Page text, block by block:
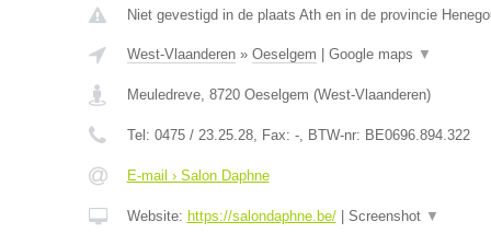
Niet gevestigd in de plaats Ath en in de provincie
West-Vlaanderen» Oeselgem Google maps ▼
Meuledreve, 8720 Oeselgem (West-Vlaanderen)
Tel: 0475 / 23.25.28, Fax: -, BTW-nr: BE0696.894.322
E-mail › Salon Daphne
Website: https://salondaphne.be/| Screenshot ▼